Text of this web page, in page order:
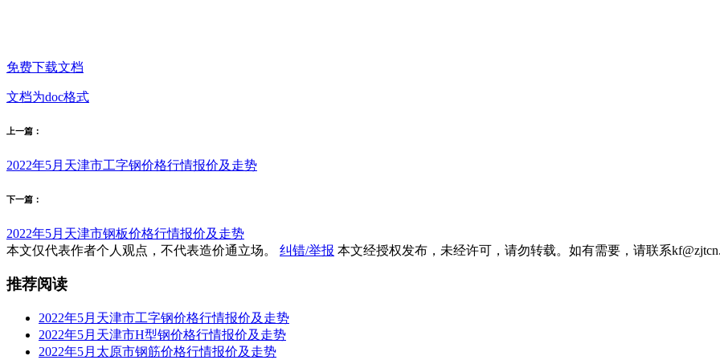
免费下载文档
文档为doc格式
上一篇：
2022年5月天津市工字钢价格行情报价及走势
下一篇：
2022年5月天津市钢板价格行情报价及走势
本文仅代表作者个人观点，不代表造价通立场。 纠错/举报 本文经授权发布，未经许可，请勿转载。如有需要，请联系
推荐阅读
2022年5月天津市工字钢价格行情报价及走势
2022年5月天津市H型钢价格行情报价及走势
2022年5月太原市钢筋价格行情报价及走势